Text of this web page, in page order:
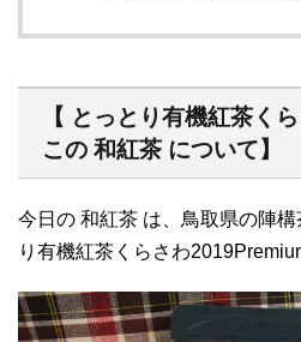
【 とっとり有機紅茶く
この 和紅茶 について】
今日の 和紅茶 は、鳥取県の陣
り有機紅茶くらさわ